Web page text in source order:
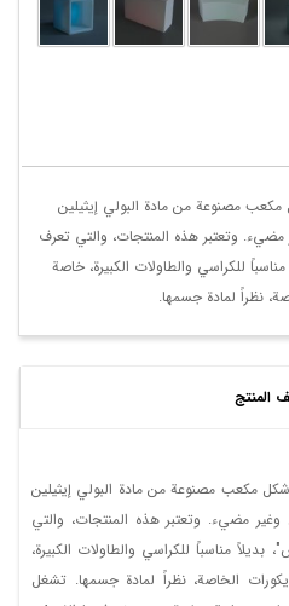
مصنوعة من مادة البولي إيثيلين
وتعتبر هذه المنتجات، والتي تعرف
للكراسي والطاولات الكبيرة، خاصة
نظراً لمادة جسمها.
المنتج
مكعب مصنوعة من مادة البولي إيثيلين
مضيء. وتعتبر هذه المنتجات، والتي
مناسباً للكراسي والطاولات الكبيرة،
الخاصة، نظراً لمادة جسمها. تشغل